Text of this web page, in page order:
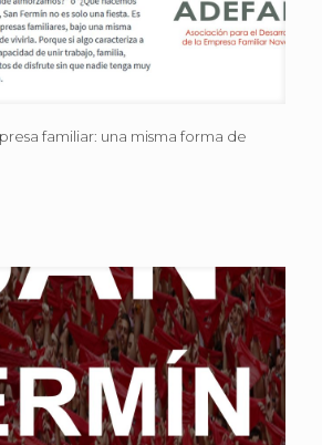
familiar: una misma forma de